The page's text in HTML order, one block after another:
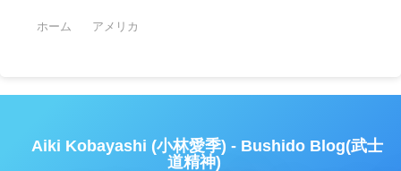
ホーム アメリカ
Aiki Kobayashi (小林愛季) - Bushido Blog(武士
道精神)